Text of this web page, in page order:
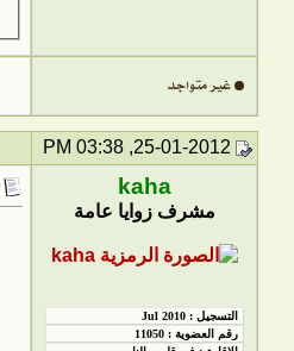
kaha
مشرف زوايا عامة